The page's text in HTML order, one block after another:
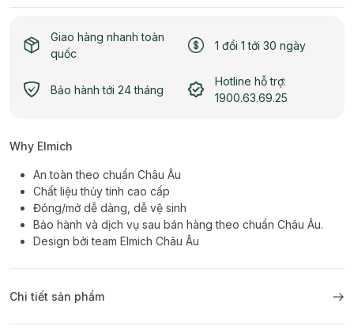
Giao hàng nhanh toàn
quốc
1 đổi 1 tới 30 ngày
Bảo hành tới 24 tháng
Hotline hỗ trợ:
1900.63.69.25
Why Elmich
An toàn theo chuẩn Châu Âu
Chất liệu thủy tinh cao cấp
Đóng/mở dễ dàng, dễ vệ sinh
Bảo hành và dịch vụ sau bán hàng theo chuẩn Châu Âu.
Design bởi team Elmich Châu Âu
Chi tiết sản phẩm